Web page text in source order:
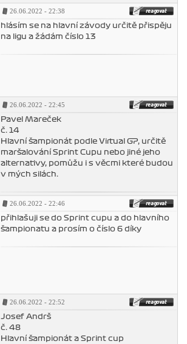
26.06.2022 - 22:38
hlásím se na hlavní závody určitě přispěju
na ligu a žádám číslo 13
26.06.2022 - 22:45
Pavel Mareček
č. 14
Hlavní šampionát podle Virtual GP, určitě
maršalování Sprint Cupu nebo jiné jeho
alternativy, pomůžu i s věcmi které budou
v mých silách.
26.06.2022 - 22:46
přihlašuji se do Sprint cupu a do hlavního
šampionatu a prosím o číslo 6 díky
26.06.2022 - 22:52
Josef Andrš
č. 48
Hlavní šampionát a Sprint cup